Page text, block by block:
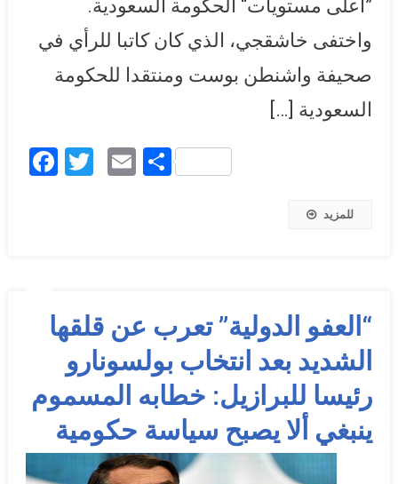
”أعلى مستويات“ الحكومة السعودية.
واختفى خاشقجي، الذي كان كاتبا للرأي في
صحيفة واشنطن بوست ومنتقدا للحكومة
السعودية […]
Facebook
Twitter
EmailShare
للمزيد
“العفو الدولية” تعرب عن قلقها
الشديد بعد انتخاب بولسونارو
رئيسا للبرازيل: خطابه المسموم
ينبغي ألا يصبح سياسة حكومية